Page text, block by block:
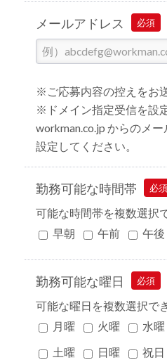
メールアドレス 必須
※ご応募内容の控えをお
※ドメイン指定受信を設
workman.co.jp からのメ
設定してください。
勤務可能な時間帯 必須
可能な時間帯を複数選択
早朝
午前 午後
勤務可能な曜日 必須
可能な曜日を複数選択で
月曜
火曜 水曜
土曜 日曜 祝日